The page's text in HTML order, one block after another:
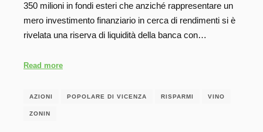
350 milioni in fondi esteri che anziché rappresentare un
mero investimento finanziario in cerca di rendimenti si è
rivelata una riserva di liquidità della banca con…
Read more
AZIONI POPOLARE DI VICENZA RISPARMI VINO
ZONIN